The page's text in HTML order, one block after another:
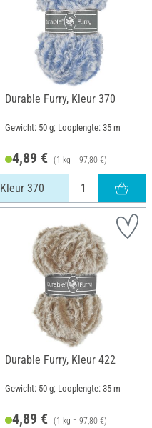
Durable Furry, Kleur 370
Gewicht: 50 g; Looplengte: 35 m
4,89 € (1 kg = 97,80 €)
Kleur 370
Durable Furry, Kleur 422
Gewicht: 50 g; Looplengte: 35 m
4,89 € (1 kg = 97,80 €)